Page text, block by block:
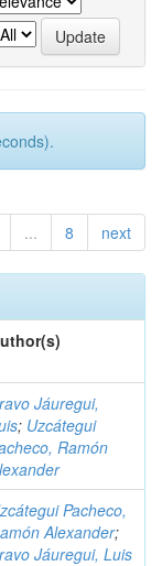
... 8 next
Jáuregui,
; Uzcátegui
Ramón
Pacheco,
Alexander;
Jáuregui, Luis